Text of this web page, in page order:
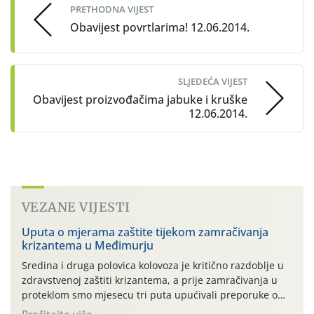
PRETHODNA VIJEST
Obavijest povrtlarima! 12.06.2014.
SLJEDEĆA VIJEST
Obavijest proizvođačima jabuke i kruške
12.06.2014.
VEZANE VIJESTI
Uputa o mjerama zaštite tijekom zamračivanja
krizantema u Međimurju
Sredina i druga polovica kolovoza je kritično razdoblje u
zdravstvenoj zaštiti krizantema, a prije zamračivanja u
proteklom smo mjesecu tri puta upućivali preporuke o
preventivnim mjerama zaštite krizantema od najčešćih